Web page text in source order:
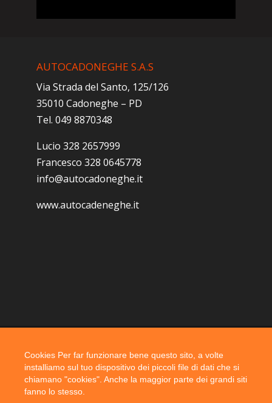
AUTOCADONEGHE S.A.S
Via Strada del Santo, 125/126
35010 Cadoneghe – PD
Tel. 049 8870348
Lucio 328 2657999
Francesco 328 0645778
info@autocadoneghe.it
www.autocadeneghe.it
Coyright 2019 @ autocadoneghe s.a.s.
Cookies Per far funzionare bene questo sito, a volte
installiamo sul tuo dispositivo dei piccoli file di dati che si
chiamano "cookies". Anche la maggior parte dei grandi siti
fanno lo stesso.